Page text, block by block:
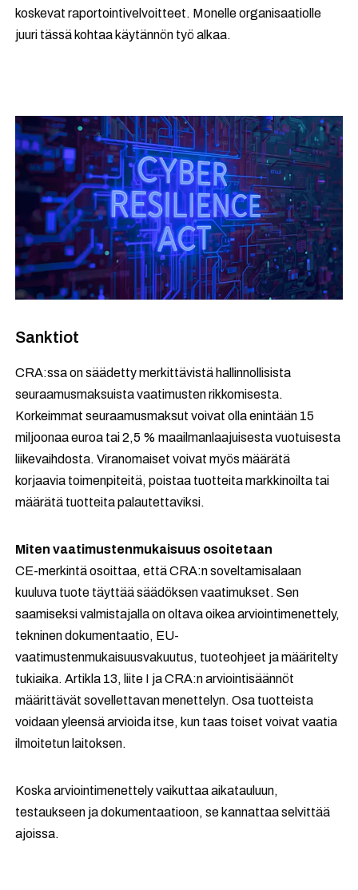
koskevat raportointivelvoitteet. Monelle organisaatiolle
juuri tässä kohtaa käytännön työ alkaa.
Sanktiot
CRA:ssa on säädetty merkittävistä hallinnollisista
seuraamusmaksuista vaatimusten rikkomisesta.
Korkeimmat seuraamusmaksut voivat olla enintään 15
miljoonaa euroa tai 2,5 % maailmanlaajuisesta vuotuisesta
liikevaihdosta. Viranomaiset voivat myös määrätä
korjaavia toimenpiteitä, poistaa tuotteita markkinoilta tai
määrätä tuotteita palautettaviksi.
Miten vaatimustenmukaisuus osoitetaan
CE-merkintä osoittaa, että CRA:n soveltamisalaan
kuuluva tuote täyttää säädöksen vaatimukset. Sen
saamiseksi valmistajalla on oltava oikea arviointimenettely,
tekninen dokumentaatio, EU-
vaatimustenmukaisuusvakuutus, tuoteohjeet ja määritelty
tukiaika. Artikla 13, liite I ja CRA:n arviointisäännöt
määrittävät sovellettavan menettelyn. Osa tuotteista
voidaan yleensä arvioida itse, kun taas toiset voivat vaatia
ilmoitetun laitoksen.
Koska arviointimenettely vaikuttaa aikatauluun,
testaukseen ja dokumentaatioon, se kannattaa selvittää
ajoissa.